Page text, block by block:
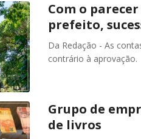
Com o
prefeito,
Da Redação - As
contrário à aprovação.
Grupo de
de livros